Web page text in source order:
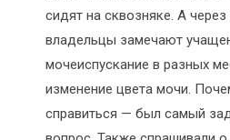
сидят на сквозняке. А
владельцы замечают
мочеиспускание в разных
изменение цвета мочи.
справиться — был самый